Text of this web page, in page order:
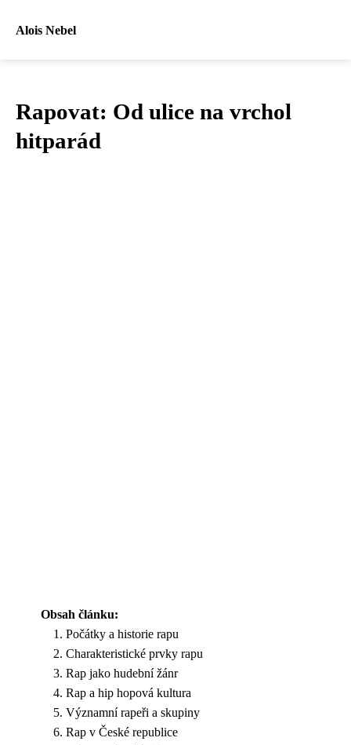
Alois Nebel
Rapovat: Od ulice na vrchol
hitparád
Obsah článku:
Počátky a historie rapu
Charakteristické prvky rapu
Rap jako hudební žánr
Rap a hip hopová kultura
Významní rapeři a skupiny
Rap v České republice